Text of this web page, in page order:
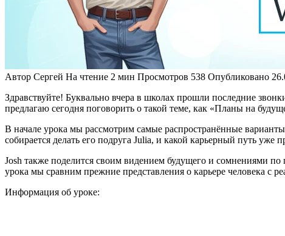
Автор Сергей На чтение 2 мин Просмотров 538 Опубликовано
Здравствуйте! Буквально вчера в школах прошли последние
предлагаю сегодня поговорить о такой теме, как «Планы на
В начале урока мы рассмотрим самые распространённые
собирается делать его подруга Julia, и какой карьерный путь уже
Josh также поделится своим видением будущего и сомнениями
урока мы сравним прежние представления о карьере человека с
Информация об уроке: